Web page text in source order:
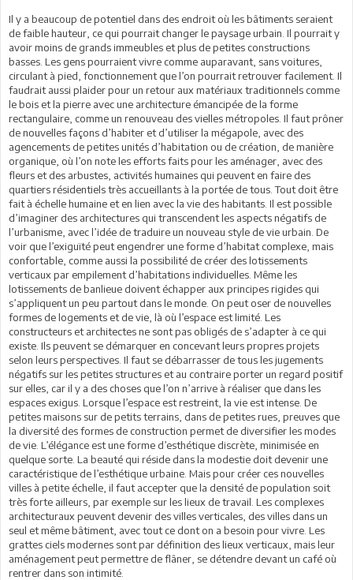
Il y a beaucoup de potentiel dans des endroit où les bâtiments seraient
de faible hauteur, ce qui pourrait changer le paysage urbain. Il pourrait y
avoir moins de grands immeubles et plus de petites constructions
basses. Les gens pourraient vivre comme auparavant, sans voitures,
circulant à pied, fonctionnement que l’on pourrait retrouver facilement. Il
faudrait aussi plaider pour un retour aux matériaux traditionnels comme
le bois et la pierre avec une architecture émancipée de la forme
rectangulaire, comme un renouveau des vielles métropoles. Il faut prôner
de nouvelles façons d’habiter et d’utiliser la mégapole, avec des
agencements de petites unités d’habitation ou de création, de manière
organique, où l’on note les efforts faits pour les aménager, avec des
fleurs et des arbustes, activités humaines qui peuvent en faire des
quartiers résidentiels très accueillants à la portée de tous. Tout doit être
fait à échelle humaine et en lien avec la vie des habitants. Il est possible
d’imaginer des architectures qui transcendent les aspects négatifs de
l’urbanisme, avec l’idée de traduire un nouveau style de vie urbain. De
voir que l’exiguïté peut engendrer une forme d’habitat complexe, mais
confortable, comme aussi la possibilité de créer des lotissements
verticaux par empilement d’habitations individuelles. Même les
lotissements de banlieue doivent échapper aux principes rigides qui
s’appliquent un peu partout dans le monde. On peut oser de nouvelles
formes de logements et de vie, là où l’espace est limité. Les
constructeurs et architectes ne sont pas obligés de s’adapter à ce qui
existe. Ils peuvent se démarquer en concevant leurs propres projets
selon leurs perspectives. Il faut se débarrasser de tous les jugements
négatifs sur les petites structures et au contraire porter un regard positif
sur elles, car il y a des choses que l’on n’arrive à réaliser que dans les
espaces exigus. Lorsque l’espace est restreint, la vie est intense. De
petites maisons sur de petits terrains, dans de petites rues, preuves que
la diversité des formes de construction permet de diversifier les modes
de vie. L’élégance est une forme d’esthétique discrète, minimisée en
quelque sorte. La beauté qui réside dans la modestie doit devenir une
caractéristique de l’esthétique urbaine. Mais pour créer ces nouvelles
villes à petite échelle, il faut accepter que la densité de population soit
très forte ailleurs, par exemple sur les lieux de travail. Les complexes
architecturaux peuvent devenir des villes verticales, des villes dans un
seul et même bâtiment, avec tout ce dont on a besoin pour vivre. Les
grattes ciels modernes sont par définition des lieux verticaux, mais leur
aménagement peut permettre de flâner, se détendre devant un café où
rentrer dans son intimité.